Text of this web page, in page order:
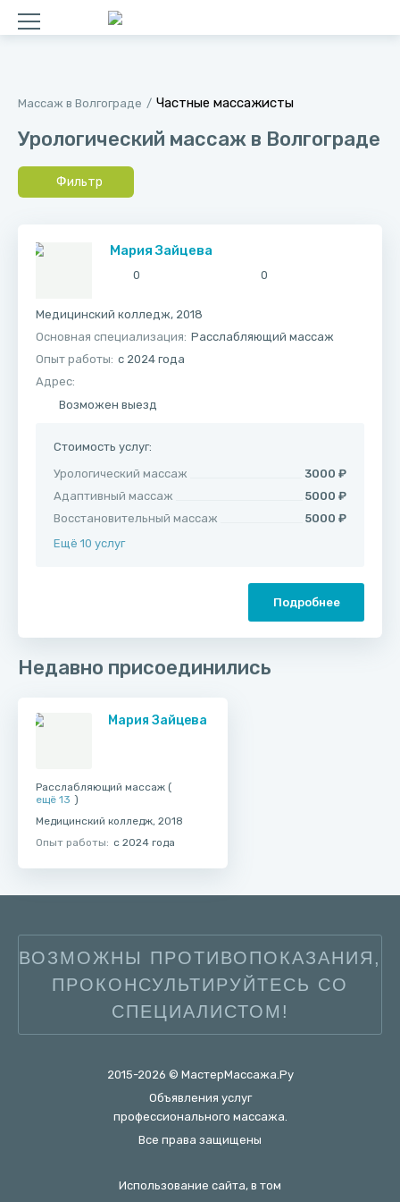
Массаж в Волгограде Частные массажисты
Урологический массаж в Волгограде
Фильтр
Мария Зайцева
0 0
Медицинский колледж, 2018
Основная специализация: Расслабляющий массаж
Опыт работы: с 2024 года
Адрес:
Возможен выезд
Стоимость услуг:
Урологический массаж
3000 ₽
Адаптивный массаж
5000 ₽
Восстановительный массаж
5000 ₽
Ещё 10 услуг
Подробнее
Недавно присоединились
Мария Зайцева
Расслабляющий массаж (
ещё 13 )
Медицинский колледж, 2018
Опыт работы: с 2024 года
ВОЗМОЖНЫ ПРОТИВОПОКАЗАНИЯ,
ПРОКОНСУЛЬТИРУЙТЕСЬ СО
СПЕЦИАЛИСТОМ!
2015-2026 © МастерМассажа.Ру
Объявления услуг
профессионального массажа.
Все права защищены
Использование сайта, в том